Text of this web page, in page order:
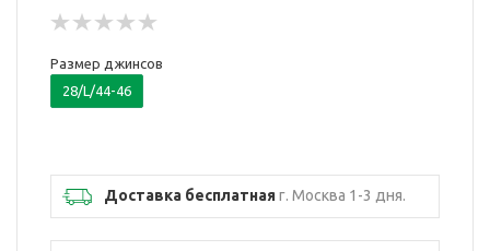
Размер джинсов
28/L/44-46
Доставка бесплатнаяг. Москва 1-3 дня.